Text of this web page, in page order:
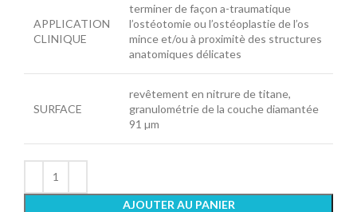
APPLICATION
CLINIQUE
terminer de façon a-traumatique
l’ostéotomie ou l’ostéoplastie de l’os
mince et/ou à proximitè des structures
anatomiques délicates
SURFACE
revêtement en nitrure de titane,
granulométrie de la couche diamantée
91 µm
AJOUTER AU PANIER